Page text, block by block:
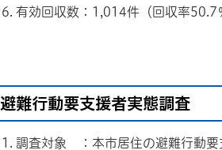
有効回収数：1,014件（回収率50.7
避難行動要支援者実態調査
調査対象 ：本市居住の避難行動要